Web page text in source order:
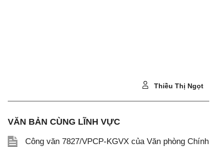
Thiều Thị Ngọt
VĂN BẢN CÙNG LĨNH VỰC
Công văn 7827/VPCP-KGVX của Văn phòng Chính